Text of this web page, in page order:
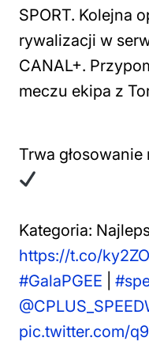
SPORT. Kolejna
rywalizacji w
CANAL+.
meczu ekipa z
Trwa głosowanie
Kategoria:
https://t.co/
#GalaPGEE
pic.twitter.com/